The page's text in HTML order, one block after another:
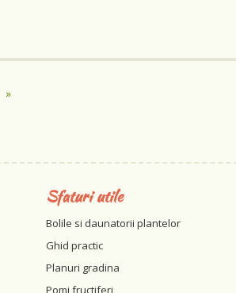
»
Sfaturi utile
Bolile si daunatorii plantelor
Ghid practic
Planuri gradina
Pomi fructiferi